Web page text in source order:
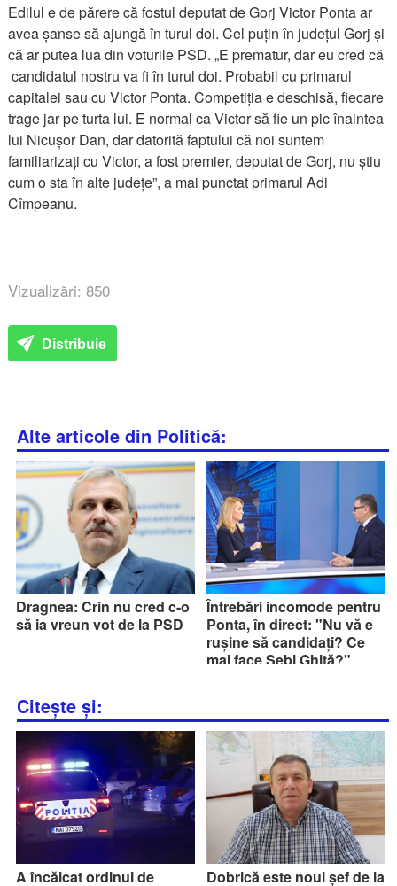
Edilul e de părere că fostul deputat de Gorj Victor Ponta ar
avea șanse să ajungă în turul doi. Cel puțin în județul Gorj și
că ar putea lua din voturile PSD. „E prematur, dar eu cred că
candidatul nostru va fi în turul doi. Probabil cu primarul
capitalei sau cu Victor Ponta. Competiția e deschisă, fiecare
trage jar pe turta lui. E normal ca Victor să fie un pic înaintea
lui Nicușor Dan, dar datorită faptului că noi suntem
familiarizați cu Victor, a fost premier, deputat de Gorj, nu știu
cum o sta în alte județe”, a mai punctat primarul Adi
Cîmpeanu.
Vizualizări: 850
Distribuie
Alte articole din Politică:
Dragnea: Crin nu cred c-o
să ia vreun vot de la PSD
Întrebări incomode pentru
Ponta, în direct: "Nu vă e
rușine să candidați? Ce
mai face Sebi Ghiță?"
Citește și:
A încălcat ordinul de
Dobrică este noul șef de la